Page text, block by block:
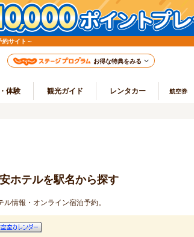
サイト～
お得な特典をみる
体験 観光ガイド レンタカー 航空券
ホテルを駅名から探す
情報・オンライン宿泊予約。